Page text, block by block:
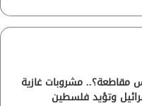
مشروبات غازية
وتؤيد فلسطين